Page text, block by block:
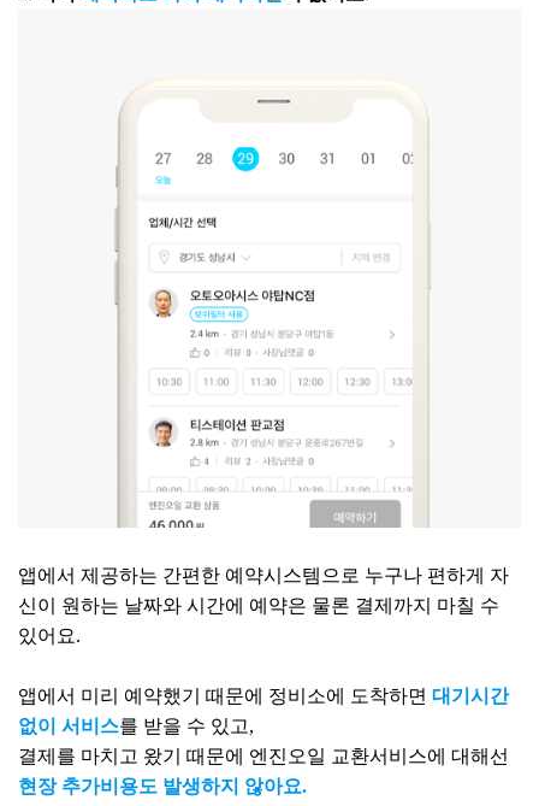
앱에서 제공하는 간편한 예약시스템으로 누구나 편하게 자
신이 원하는 날짜와 시간에 예약은 물론 결제까지 마칠 수
있어요.
앱에서 미리 예약했기 때문에 정비소에 도착하면 대기시간
없이 서비스를 받을 수 있고,
결제를 마치고 왔기 때문에 엔진오일 교환서비스에 대해선
현장 추가비용도 발생하지 않아요.